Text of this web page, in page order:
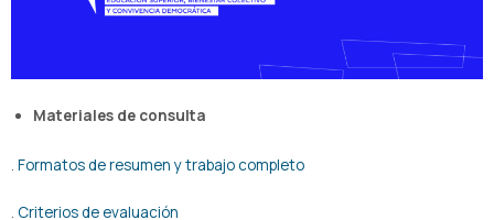
Materiales de consulta
. Formatos de resumen y trabajo completo
. Criterios de evaluación